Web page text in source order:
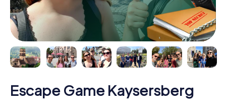
Escape Game Kaysersberg